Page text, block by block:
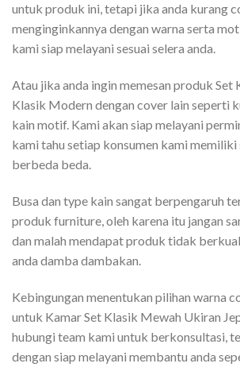
untuk produk ini, tetapi jika anda kurang
menginginkannya dengan warna serta
kami siap melayani sesuai selera anda.
Atau jika anda ingin memesan produk Set
Klasik Modern dengan cover lain seperti
kain motif. Kami akan siap melayani
kami tahu setiap konsumen kami memiliki
berbeda beda.
Busa dan type kain sangat berpengaruh
produk furniture, oleh karena itu jangan
dan malah mendapat produk tidak
anda damba dambakan.
Kebingungan menentukan pilihan warna
untuk Kamar Set Klasik Mewah Ukiran
hubungi team kami untuk berkonsultasi,
dengan siap melayani membantu anda